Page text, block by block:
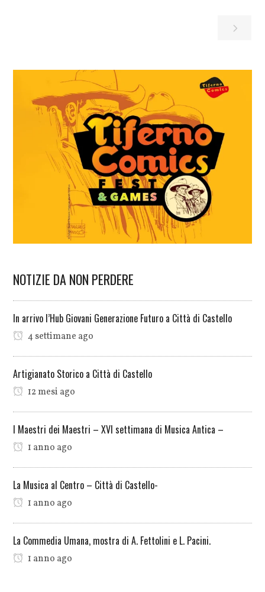
NOTIZIE DA NON PERDERE
In arrivo l’Hub Giovani Generazione Futuro a Città di Castello
4 settimane ago
Artigianato Storico a Città di Castello
12 mesi ago
I Maestri dei Maestri – XVI settimana di Musica Antica –
1 anno ago
La Musica al Centro – Città di Castello-
1 anno ago
La Commedia Umana, mostra di A. Fettolini e L. Pacini.
1 anno ago